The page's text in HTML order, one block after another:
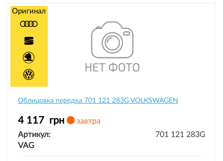
Облицовка передка 701 121 283G VOLKSWAGEN
4 117 грн
завтра
Артикул:
701 121 283G
VAG
Оригинал